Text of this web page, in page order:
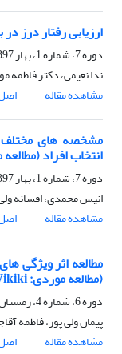
ارزیابی رفتار درز
دوره 7، شماره 1، بهار 1397، صفحه
ندا نعیمی، دکتر فاطمه
مشاهده مقاله
مشخصه های مختلف
انتخاب افراد
دوره 7، شماره 1، بهار 1397، صفحه
انیس محمدی، افسانه
مشاهده مقاله
مطالعه اثر ویژگی
(مطالعه موردی: LC Wikiki استان مازندران)
دوره 6، شماره 4، زمستان 1396، صفحه
پیمان ولی پور، فاطمه
مشاهده مقاله